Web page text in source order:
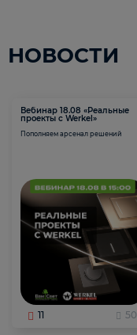
НОВОСТИ
Вебинар 18.08 «Реальные
проекты с Werkel»
Пополняем арсенал решений
11 50